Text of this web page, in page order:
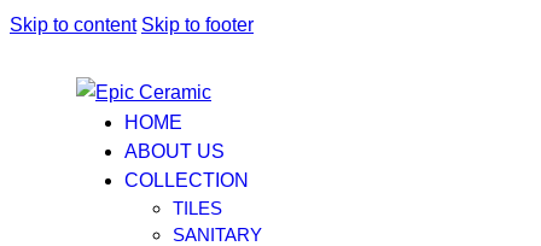
Skip to content Skip to footer
HOME
ABOUT US
COLLECTION
TILES
SANITARY